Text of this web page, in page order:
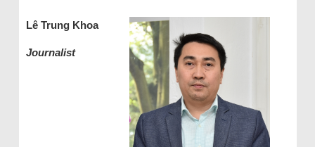
Lê Trung Khoa
Journalist